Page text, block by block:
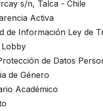
s/n, Talca - Chile
Activa
de Información Ley de
Lobby
de Datos
de Género
Académico